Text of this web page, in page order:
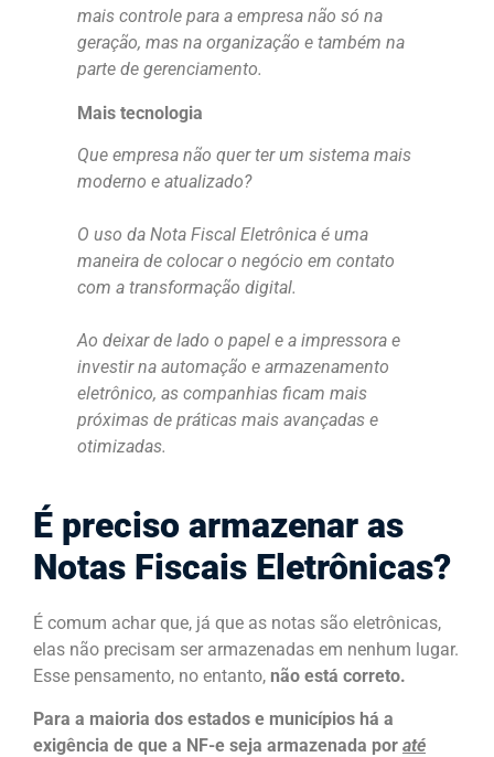
mais controle para a empresa não só na
geração, mas na organização e também na
parte de gerenciamento.
Mais tecnologia
Que empresa não quer ter um sistema mais
moderno e atualizado?
O uso da Nota Fiscal Eletrônica é uma
maneira de colocar o negócio em contato
com a transformação digital.
Ao deixar de lado o papel e a impressora e
investir na automação e armazenamento
eletrônico, as companhias ficam mais
próximas de práticas mais avançadas e
otimizadas.
É preciso armazenar as
Notas Fiscais Eletrônicas?
É comum achar que, já que as notas são eletrônicas,
elas não precisam ser armazenadas em nenhum lugar.
Esse pensamento, no entanto, não está correto.
Para a maioria dos estados e municípios há a
exigência de que a NF-e seja armazenada por até